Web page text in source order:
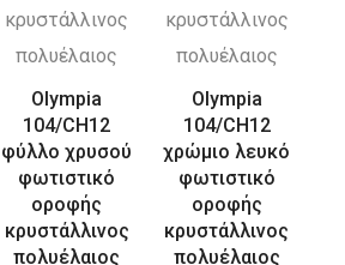
Olympia
104/CH12
φύλλο χρυσού
φωτιστικό
οροφής
κρυστάλλινος
πολυέλαιος
Olympia
104/CH12
χρώμιο λευκό
φωτιστικό
οροφής
κρυστάλλινος
πολυέλαιος